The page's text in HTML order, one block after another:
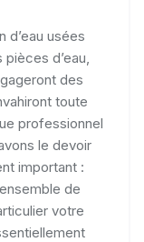
d’eau usées
d’eau,
des
toute
professionnel
le devoir
important :
de
votre